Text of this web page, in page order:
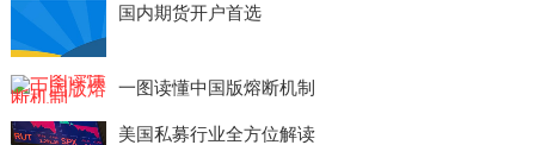
国内期货开户首选
一图读懂中国版熔断机制
美国私募行业全方位解读